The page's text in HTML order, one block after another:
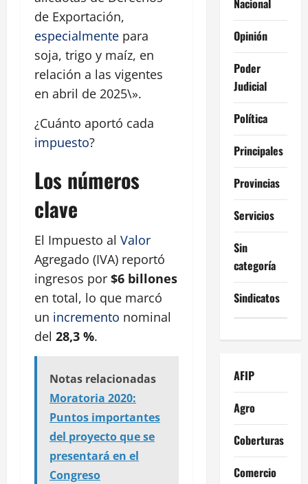
de Exportación,
especialmente para
soja, trigo y maíz, en
relación a las vigentes
en abril de 2025\».
¿Cuánto aportó cada
impuesto?
Los números
clave
El Impuesto al Valor
Agregado (IVA) reportó
ingresos por $6 billones
en total, lo que marcó
un incremento nominal
del 28,3 %.
Notas relacionadas
Moratoria 2020:
Puntos importantes
del proyecto que se
presentará en el
Congreso
Opinión
Poder
Judicial
Política
Principales
Provincias
Servicios
Sin
categoría
Sindicatos
AFIP
Agro
Coberturas
Comercio